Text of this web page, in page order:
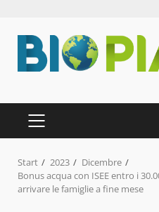
Inhalt
springen
PRIMÄRES
MENÜ
Start 2023
Dicembre
Bonus acqua con ISEE entro i
arrivare le famiglie a fine mese